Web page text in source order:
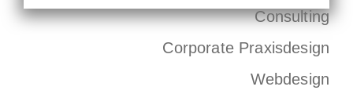
Consulting
Corporate Praxisdesign
Webdesign